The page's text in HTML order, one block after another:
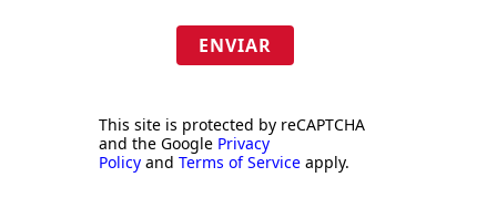
ENVIAR
This site is protected by reCAPTCHA
and the Google Privacy
Policy and Terms of Service apply.